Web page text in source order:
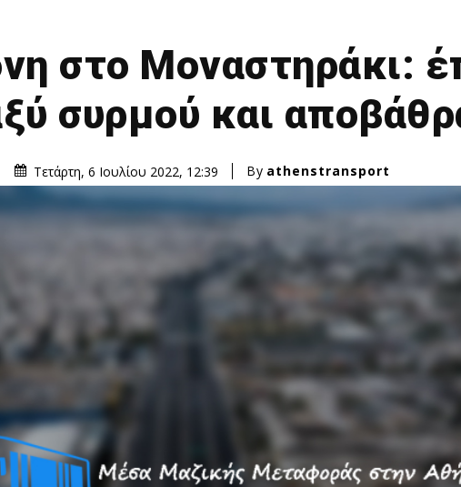
στο Μοναστηράκι:
συρμού και
Τετάρτη, 6 Ιουλίου 2022, 12:39 By athenstransport